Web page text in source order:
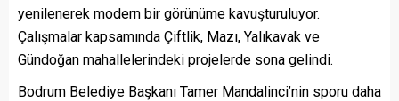
yenilenerek modern bir görünüme kavuşturuluyor.
Çalışmalar kapsamında Çiftlik, Mazı, Yalıkavak ve
Gündoğan mahallelerindeki projelerde sona gelindi.
Bodrum Belediye Başkanı Tamer Mandalinci’nin sporu daha